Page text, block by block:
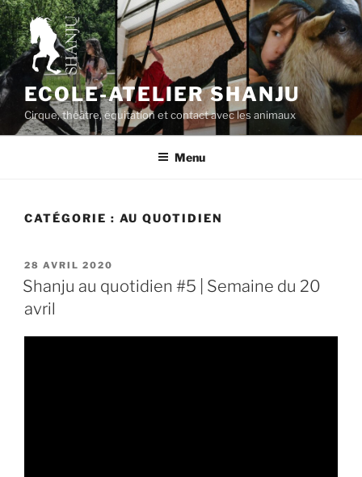
Aller
au
contenu
principal
ECOLE-ATELIER SHANJU
Cirque, théâtre, équitation et contact avec les animaux
Menu
CATÉGORIE : AU QUOTIDIEN
PUBLIÉ
LE
28 AVRIL 2020
Shanju au quotidien #5 | Semaine du 20
avril